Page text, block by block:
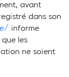
avant
dans son
informe
les
ne soient